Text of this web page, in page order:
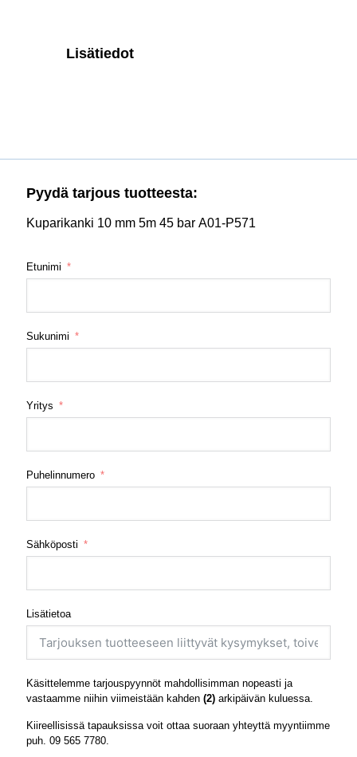
Lisätiedot
Pyydä tarjous tuotteesta:
Kuparikanki 10 mm 5m 45 bar A01-P571
Etunimi
Sukunimi
Yritys
Puhelinnumero
Sähköposti
Lisätietoa
Käsittelemme tarjouspyynnöt mahdollisimman nopeasti ja
vastaamme niihin viimeistään kahden (2) arkipäivän kuluessa.
Kiireellisissä tapauksissa voit ottaa suoraan yhteyttä myyntiimme
puh. 09 565 7780